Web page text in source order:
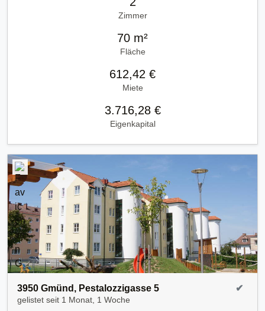
Zimmer
70 m²
Fläche
612,42 €
Miete
3.716,28 €
Eigenkapital
3950 Gmünd, Pestalozzigasse 5
gelistet seit 1 Monat, 1 Woche
✔